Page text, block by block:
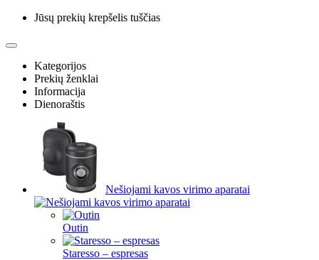
Jūsų prekių krepšelis tuščias
Kategorijos
Prekių ženklai
Informacija
Dienoraštis
Nešiojami kavos virimo aparatai
Outin
Staresso – espresas